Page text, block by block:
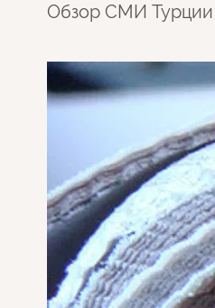
Обзор СМИ Турции